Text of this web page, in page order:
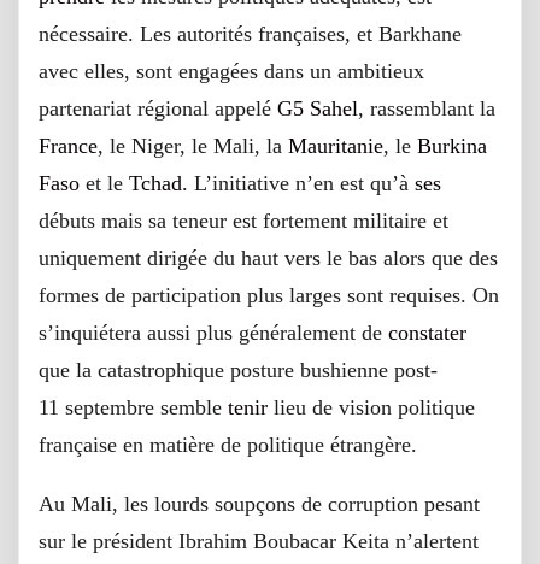
nécessaire. Les autorités françaises, et Barkhane
avec elles, sont engagées dans un ambitieux
partenariat régional appelé G5 Sahel, rassemblant la
France, le Niger, le Mali, la Mauritanie, le Burkina
Faso et le Tchad. L’initiative n’en est qu’à ses
débuts mais sa teneur est fortement militaire et
uniquement dirigée du haut vers le bas alors que des
formes de participation plus larges sont requises. On
s’inquiétera aussi plus généralement de constater
que la catastrophique posture bushienne post-
11 septembre semble tenir lieu de vision politique
française en matière de politique étrangère.
Au Mali, les lourds soupçons de corruption pesant
sur le président Ibrahim Boubacar Keita n’alertent